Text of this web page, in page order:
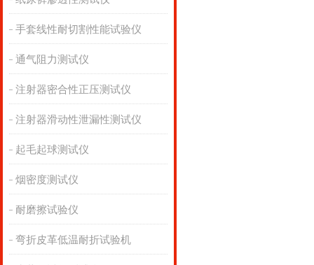
手套线性耐切割性能试验仪
通气阻力测试仪
注射器密合性正压测试仪
注射器滑动性泄漏性测试仪
起毛起球测试仪
烟密度测试仪
耐磨擦试验仪
弯折皮革低温耐折试验机